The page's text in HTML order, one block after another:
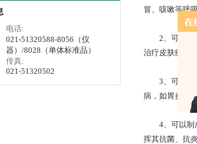
电话:
021-51320588-8056（仪
器）/8028（单体标准品）
传真:
021-51320502
冒、咳嗽等呼
2、可以制成
治疗皮肤疾病
3、可以制成
病，如胃炎、
4、可以制成
挥其抗菌、抗